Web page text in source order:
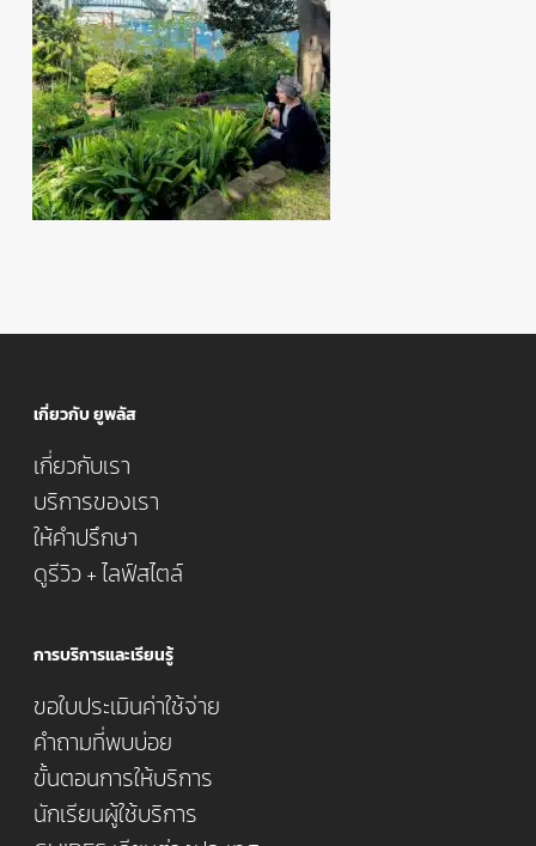
เกี่ยวกับ ยูพลัส
เกี่ยวกับเรา
บริการของเรา
ให้คำปรึกษา
ดูรีวิว + ไลฟ์สไตล์
การบริการและเรียนรู้
ขอใบประเมินค่าใช้จ่าย
คำถามที่พบบ่อย
ขั้นตอนการให้บริการ
นักเรียนผู้ใช้บริการ